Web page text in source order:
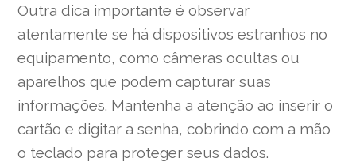
Outra dica importante é observar
atentamente se há dispositivos estranhos no
equipamento, como câmeras ocultas ou
aparelhos que podem capturar suas
informações. Mantenha a atenção ao inserir o
cartão e digitar a senha, cobrindo com a mão
o teclado para proteger seus dados.